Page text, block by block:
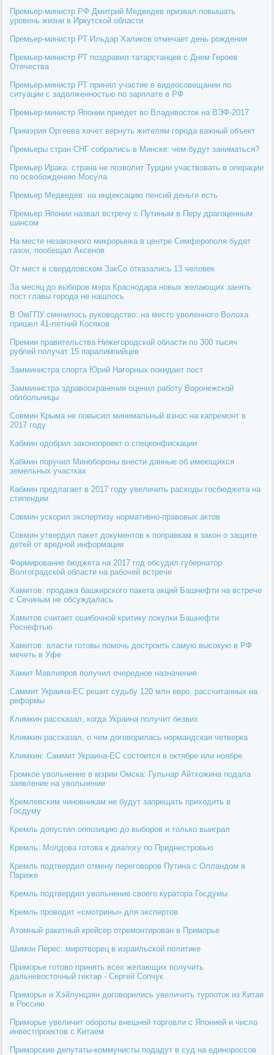
Премьер-министр РФ Дмитрий Медведев призвал повышать
уровень жизни в Иркутской области
Премьер-министр РТ Ильдар Халиков отмечает день рождения
Премьер-министр РТ поздравил татарстанцев с Днем Героев
Отечества
Премьер-министр РТ принял участие в видеосовещании по
ситуации с задолженностью по зарплате в РФ
Премьер-министр Японии приедет во Владивосток на ВЭФ-2017
Примэрия Оргеева хочет вернуть жителям города важный объект
Премьеры стран СНГ собрались в Минске: чем будут заниматься?
Премьер Ирака: страна не позволит Турции участвовать в операции
по освобождению Мосула
Премьер Медведев: на индексацию пенсий деньги есть
Премьер Японии назвал встречу с Путиным в Перу драгоценным
шансом
На месте незаконного микрорынка в центре Симферополя будет
газон, пообещал Аксенов
От мест в свердловском ЗакСо отказались 13 человек
За месяц до выборов мэра Краснодара новых желающих занять
пост главы города не нашлось
В ОмГПУ сменилось руководство: на место уволенного Волоха
пришел 41-летний Косяков
Премии правительства Нижегородской области по 300 тысяч
рублей получат 15 паралимпийцев
Замминистра спорта Юрий Нагорных покидает пост
Замминистра здравоохранения оценил работу Воронежской
облбольницы
Совмин Крыма не повысил минимальный взнос на капремонт в
2017 году
Кабмин одобрил законопроект о спецконфискации
Кабмин поручил Минобороны внести данные об имеющихся
земельных участках
Кабмин предлагает в 2017 году увеличить расходы госбюджета на
стипендии
Совмин ускорил экспертизу нормативно-правовых актов
Совмин утвердил пакет документов к поправкам в закон о защите
детей от вредной информации
Формирование бюджета на 2017 год обсудил губернатор
Волгоградской области на рабочей встрече
Хамитов: продажа башкирского пакета акций Башнефти на встрече
с Сечиным не обсуждалась
Хамитов считает ошибочной критику покупки Башнефти
Роснефтью
Хамитов: власти готовы помочь достроить самую высокую в РФ
мечеть в Уфе
Хамит Мавлияров получил очередное назначение
Саммит Украина-ЕС решит судьбу 120 млн евро, рассчитанных на
реформы
Климкин рассказал, когда Украина получит безвиз
Климкин рассказал, о чем договорилась нормандская четверка
Климкин: Саммит Украина-ЕС состоится в октябре или ноябре
Громкое увольнение в мэрии Омска: Гульнар Айтхожина подала
заявление на увольнение
Кремлевским чиновникам не будут запрещать приходить в
Госдуму
Кремль допустил оппозицию до выборов и только выиграл
Кремль: Молдова готова к диалогу по Приднестровью
Кремль подтвердил отмену переговоров Путина с Олландом в
Париже
Кремль подтвердил увольнение своего куратора Госдумы
Кремль проводит «смотрины» для экспертов
Атомный ракетный крейсер отремонтирован в Приморье
Шимон Перес: миротворец в израильской политике
Приморье готово принять всех желающих получить
дальневосточный гектар - Сергей Сопчук
Приморье и Хэйлунцзян договорились увеличить турпоток из Китая
в Россию
Приморье увеличит обороты внешней торговли с Японией и число
инвестпроектов с Китаем
Приморские депутаты-коммунисты подадут в суд на единороссов